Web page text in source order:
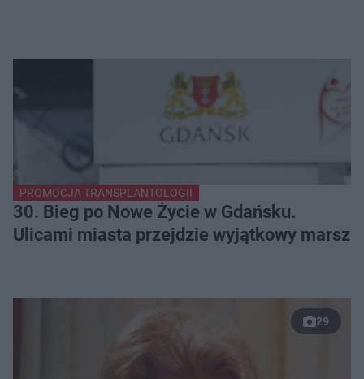
PROMOCJA TRANSPLANTOLOGII
30. Bieg po Nowe Życie w Gdańsku.
Ulicami miasta przejdzie wyjątkowy marsz
29